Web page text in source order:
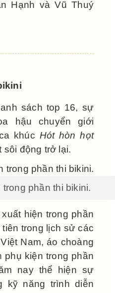
Hạnh và Vũ Thuý
sách top 16, sự
hậu chuyển giới
khúc Hót hòn họt
sôi động trở lại.
phần thi bikini.
hiện trong phần
trong lịch sử các
Nam, áo choàng
phụ kiện trong phần
nay thể hiện sự
kỹ năng trình diễn